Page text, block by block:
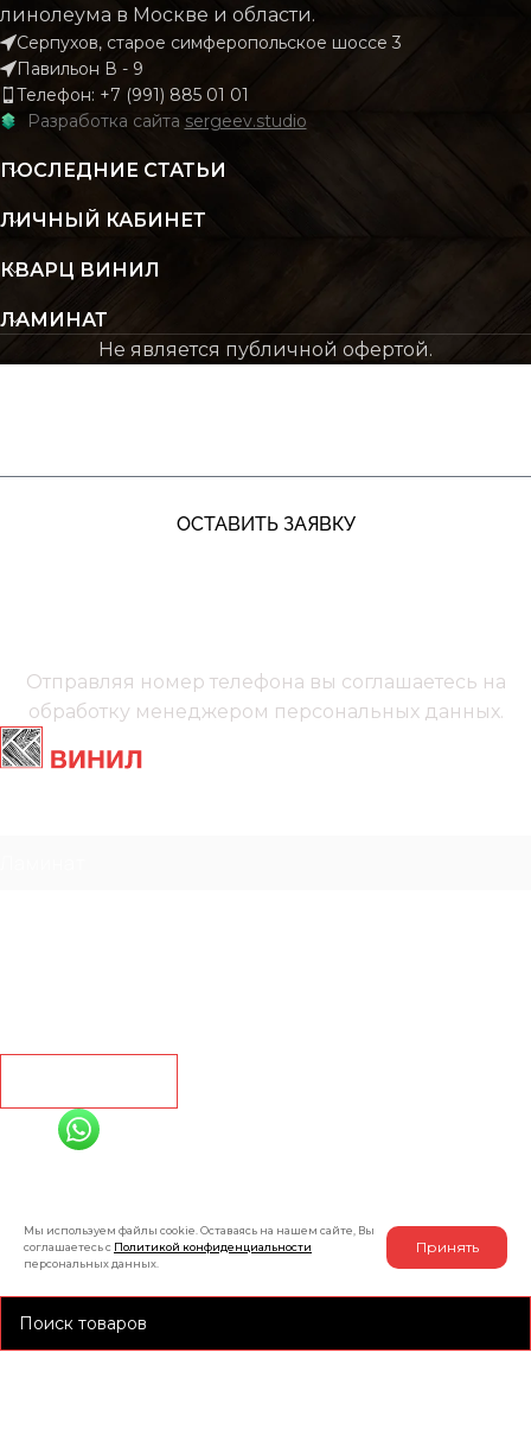
линолеума в Москве и области.
Серпухов, старое симферопольское шоссе 3
Павильон В - 9
Телефон: +7 (991) 885 01 01
Разработка сайта sergeev.studio
ПОСЛЕДНИЕ СТАТЬИ
ЛИЧНЫЙ КАБИНЕТ
КВАРЦ ВИНИЛ
ЛАМИНАТ
Не является публичной офертой.
ОСТАВИТЬ ЗАЯВКУ
Отправляя номер телефона вы соглашаетесь на
обработку менеджером персональных данных.
Мы используем файлы cookie. Оставаясь на нашем сайте, Вы
соглашаетесь с Политикой конфиденциальности
персональных данных.
Принять